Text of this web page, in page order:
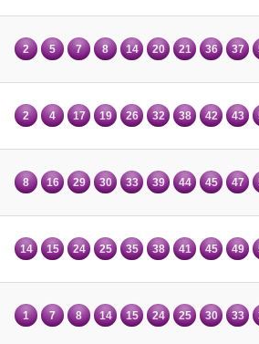
2 5 7 8 14 20 21 36 37
2 4 17 19 26 32 38 42 43
8 16 29 30 33 39 44 45 47
14 15 24 25 35 38 41 45 49
1 7 8 14 15 24 25 30 33